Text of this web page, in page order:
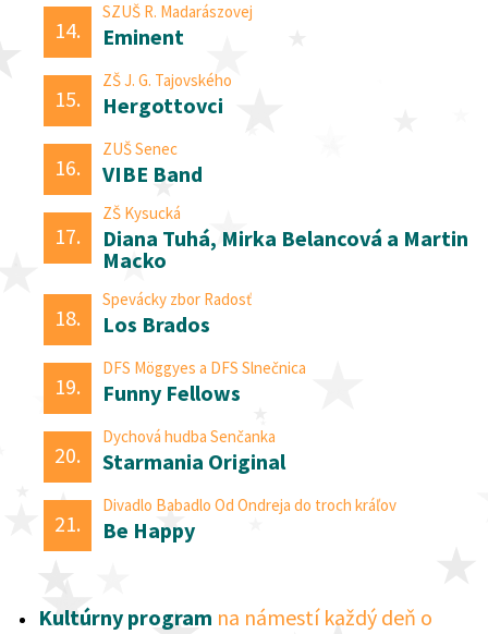
14.
SZUŠ R. Madarászovej
Eminent
15.
ZŠ J. G. Tajovského
Hergottovci
16.
ZUŠ Senec
VIBE Band
17.
ZŠ Kysucká
Diana Tuhá, Mirka Belancová a Martin
Macko
18.
Spevácky zbor Radosť
Los Brados
19.
DFS Möggyes a DFS Slnečnica
Funny Fellows
20.
Dychová hudba Senčanka
Starmania Original
21.
Divadlo Babadlo Od Ondreja do troch kráľov
Be Happy
Kultúrny program na námestí každý deň o